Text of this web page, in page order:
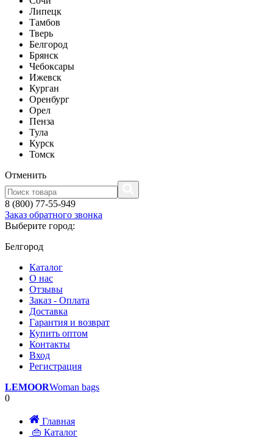
Липецк
Тамбов
Тверь
Белгород
Брянск
Чебоксары
Ижевск
Курган
Оренбург
Орел
Пенза
Тула
Курск
Томск
Отменить
8 (800) 77-55-949
Заказ обратного звонка
Выберите город:
Белгород
Каталог
О нас
Отзывы
Заказ - Оплата
Доставка
Гарантия и возврат
Купить оптом
Контакты
Вход
Регистрация
LEMOORWoman bags
0
Главная
👜 Каталог